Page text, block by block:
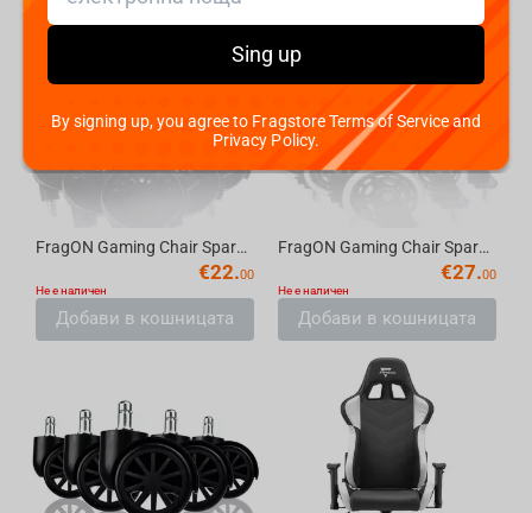
FragON Gaming Chair Spare part 10 - 75 nylon wheels with brakes set(5 pieces)
€22.00
Не е наличен
Добави в кошницата
FragON Gaming Chair Spare part 1 - 75mm transparent Silicone wheels set(5 pieces)
€27.00
Не е наличен
Добави в кошницата
Sing up
By signing up, you agree to Fragstore Terms of Service and
Privacy Policy.